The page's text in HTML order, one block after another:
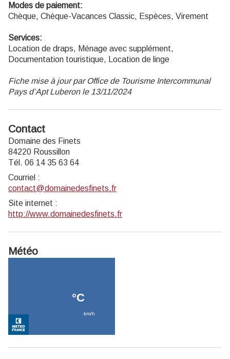
Modes de paiement:
Chèque, Chèque-Vacances Classic, Espèces, Virement
Services:
Location de draps, Ménage avec supplément,
Documentation touristique, Location de linge
Fiche mise à jour par Office de Tourisme Intercommunal
Pays d’Apt Luberon le 13/11/2024
Contact
Domaine des Finets
84220 Roussillon
Tél. 06 14 35 63 64
Courriel :
contact@domainedesfinets.fr
Site internet :
http://www.domainedesfinets.fr
Météo